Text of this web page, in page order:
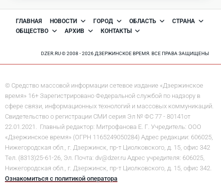
ГЛАВНАЯ НОВОСТИ ГОРОД ОБЛАСТЬ
СТРАНА
ОБЩЕСТВО
АРХИВ КОНТАКТЫ
DZER.RU © 2008 - 2026 ДЗЕРЖИНСКОЕ ВРЕМЯ. ВСЕ ПРАВА ЗАЩИЩЕНЫ
© Средство массовой информации сетевое издание «Дзержинское
время» 16+ Зарегистрировано Федеральной службой по надзору в
сфере связи, информационных технологий и массовых коммуникаций.
Свидетельство о регистрации СМИ серия Эл № ФС 77 - 80141от
22.01.2021. Главный редактор: Митрофанова Е. Г. Учредитель: ООО
«Дзержинское время» (ОГРН 1165249050284) Адрес редакции: 606025,
Нижегородская обл., г. Дзержинск, пр-т Циолковского, д. 15, офис 342
Тел. (8313)25-61-26, Эл. Почта: dv@dzer.ru Адрес учредителя: 606025,
Нижегородская обл., г. Дзержинск, пр-т Циолковского, д. 15, офис 342.
Ознакомиться с политикой оператора